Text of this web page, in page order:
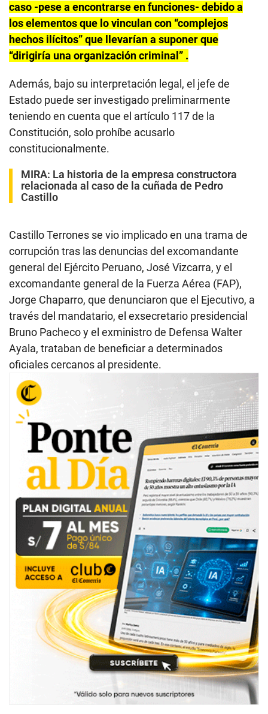
caso -pese a encontrarse en funciones- debido a
los elementos que lo vinculan con “complejos
hechos ilícitos” que llevarían a suponer que
“dirigiría una organización criminal” .
Además, bajo su interpretación legal, el jefe de
Estado puede ser investigado preliminarmente
teniendo en cuenta que el artículo 117 de la
Constitución, solo prohíbe acusarlo
constitucionalmente.
MIRA: La historia de la empresa constructora
relacionada al caso de la cuñada de Pedro
Castillo
Castillo Terrones se vio implicado en una trama de
corrupción tras las denuncias del excomandante
general del Ejército Peruano, José Vizcarra, y el
excomandante general de la Fuerza Aérea (FAP),
Jorge Chaparro, que denunciaron que el Ejecutivo, a
través del mandatario, el exsecretario presidencial
Bruno Pacheco y el exministro de Defensa Walter
Ayala, trataban de beneficiar a determinados
oficiales cercanos al presidente.